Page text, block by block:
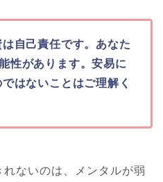
自己責任です。あなた
性があります。安易に
はないことはご理解く
ないのは、メンタルが弱